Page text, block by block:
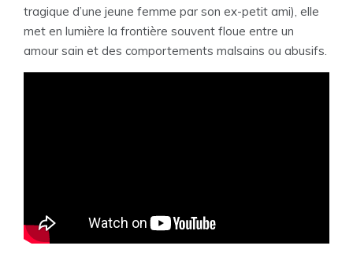
tragique d’une jeune femme par son ex-petit ami), elle
met en lumière la frontière souvent floue entre un
amour sain et des comportements malsains ou abusifs.